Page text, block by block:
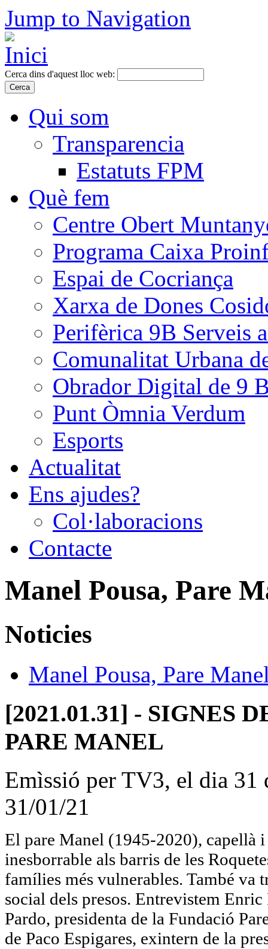
Jump to Navigation
Cerca dins d'aquest lloc web:
Qui som
Transparencia
Estatuts FPM
Què fem
Centre Obert
Programa Caixa
Espai de Cocriança
Xarxa de Dones
Perifèrica 9B Serveis
Comunalitat Urbana
Obrador Digital de 9
Punt Òmnia Verdum
Esports
Actualitat
Ens ajudes?
Col·laboracions
Contacte
Manel Pousa, Pare
Noticies
Manel Pousa, Pare
[2021.01.31] - SIGNES
PARE MANEL
Emìssió per TV3, el dia 31
31/01/21
El pare Manel (1945-2020), capellà
inesborrable als barris de les
famílies més vulnerables. També va
social dels presos. Entrevistem
Pardo, presidenta de la Fundació
de Paco Espigares, exintern de la